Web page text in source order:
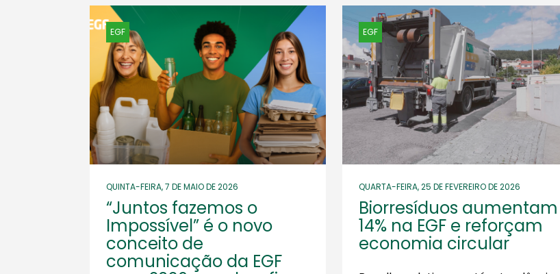
EGF
QUINTA-FEIRA, 7 DE MAIO DE 2026
“Juntos fazemos o
Impossível” é o novo
conceito de
comunicação da EGF
EGF
QUARTA-FEIRA, 25 DE FEVEREIRO DE 2026
Biorresíduos aumentam
14% na EGF e reforçam
economia circular